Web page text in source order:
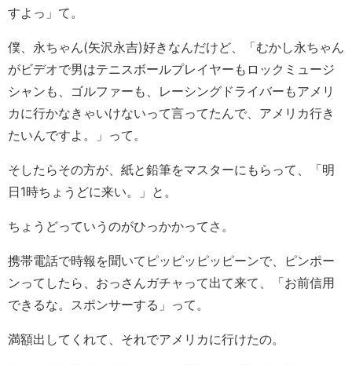
すよっ」て。
僕、永ちゃん(矢沢永吉)好きなんだけど、「むかし永ちゃん
がビデオで男はテニスボールプレイヤーもロックミュージ
シャンも、ゴルファーも、レーシングドライバーもアメリ
カに行かなきゃいけないって言ってたんで、アメリカ行き
たいんですよ。」って。
そしたらその方が、紙と鉛筆をマスターにもらって、「明
日1時ちょうどに来い。」と。
ちょうどっていうのがひっかかってさ。
携帯電話で時報を聞いてピッピッピッピーンで、ピンポー
ンってしたら、おっさんガチャって出て来て、「お前信用
できるな。スポンサーする」って。
満額出してくれて、それでアメリカに行けたの。